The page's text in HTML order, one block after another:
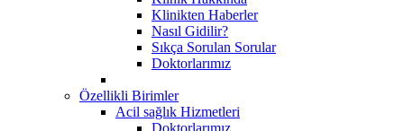
Klinikten Haberler
Nasıl Gidilir?
Sıkça Sorulan Sorular
Doktorlarımız
Özellikli Birimler
Acil sağlık Hizmetleri
Doktorlarımız